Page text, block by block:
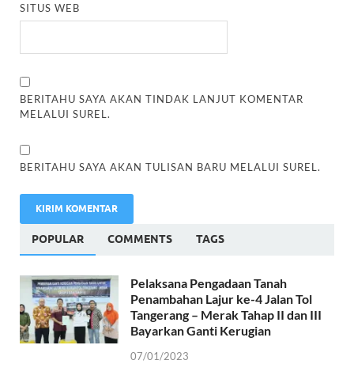
SITUS WEB
BERITAHU SAYA AKAN TINDAK LANJUT KOMENTAR
MELALUI SUREL.
BERITAHU SAYA AKAN TULISAN BARU MELALUI SUREL.
POPULAR COMMENTS TAGS
Pelaksana Pengadaan Tanah
Penambahan Lajur ke-4 Jalan Tol
Tangerang – Merak Tahap II dan III
Bayarkan Ganti Kerugian
07/01/2023